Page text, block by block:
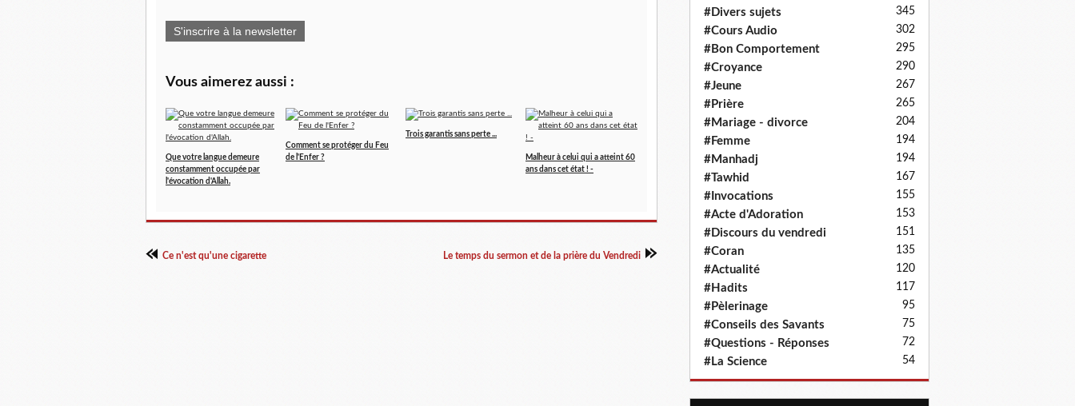
S'inscrire à la newsletter
Vous aimerez aussi :
Que votre langue demeure
constamment occupée par
l'évocation d'Allah.
Comment se protéger du Feu
de l'Enfer ?
Trois garantis sans perte ...
Malheur à celui qui a atteint 60
ans dans cet état ! -
Ce n'est qu'une cigarette Le temps du sermon et de la prière du Vendredi
#Divers sujets 345
#Cours Audio 302
#Bon Comportement 295
#Croyance 290
#Jeune 267
#Prière 265
#Mariage - divorce 204
#Femme 194
#Manhadj 194
#Tawhid 167
#Invocations 155
#Acte d'Adoration 153
#Discours du vendredi 151
#Coran 135
#Actualité 120
#Hadits 117
#Pèlerinage 95
#Conseils des Savants 75
#Questions - Réponses 72
#La Science 54